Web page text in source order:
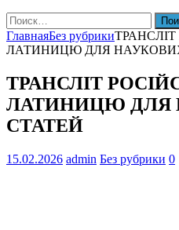
Найти:
ГлавнаяБез рубрики
ЛАТИНИЦЮ ДЛЯ
ТРАНСЛІТ
ЛАТИНИЦЮ ДЛЯ
СТАТЕЙ
15.02.2026 admin Без рубрики 0